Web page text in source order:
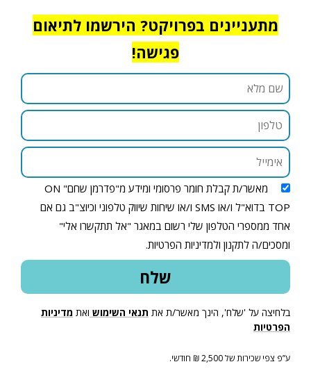
מתעניינים בפרויקט? הירשמו לתיאום
פגישה!
מאשר/ת קבלת חומר פרסומי ומידע מ"פדרמן שחם" ON
TOP בדוא"ל ו/או SMS ו/או שיחות שיווק טלפוני וכיוצ"ב גם אם
אחד ממספרי הטלפון שלי רשום במאגר "אל תתקשרו אלי"
ומסכים/ה לתקנון ולמדיניות הפרטיות.
בלחיצה על 'שלח', הינך מאשר/ת את תנאי השימוש ואת מדיניות
הפרטיות
ע”פ צפי שכירות של 2,500 ₪ חודשי.